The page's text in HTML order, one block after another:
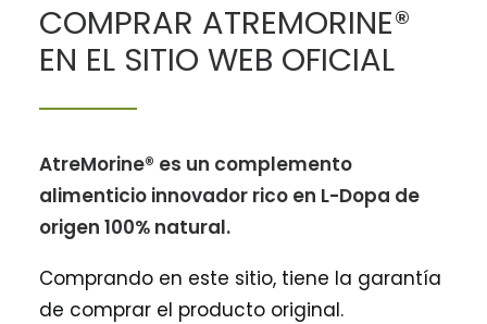
COMPRAR ATREMORINE®
EN EL SITIO WEB OFICIAL
AtreMorine® es un complemento
alimenticio innovador rico en L-Dopa de
origen 100% natural.
Comprando en este sitio, tiene la garantía
de comprar el producto original.